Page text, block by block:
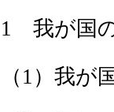
1 我が国
（1）我が